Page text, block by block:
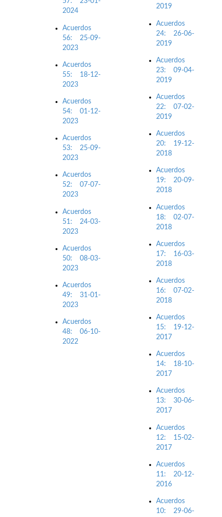
2024
Acuerdos
56: 25-09-
2023
Acuerdos
55: 18-12-
2023
Acuerdos
54: 01-12-
2023
Acuerdos
53: 25-09-
2023
Acuerdos
52: 07-07-
2023
Acuerdos
51: 24-03-
2023
Acuerdos
50: 08-03-
2023
Acuerdos
49: 31-01-
2023
Acuerdos
48: 06-10-
2022
2019
Acuerdos
24: 26-06-
2019
Acuerdos
23: 09-04-
2019
Acuerdos
22: 07-02-
2019
Acuerdos
20: 19-12-
2018
Acuerdos
19: 20-09-
2018
Acuerdos
18: 02-07-
2018
Acuerdos
17: 16-03-
2018
Acuerdos
16: 07-02-
2018
Acuerdos
15: 19-12-
2017
Acuerdos
14: 18-10-
2017
Acuerdos
13: 30-06-
2017
Acuerdos
12: 15-02-
2017
Acuerdos
11: 20-12-
2016
Acuerdos
10: 29-06-